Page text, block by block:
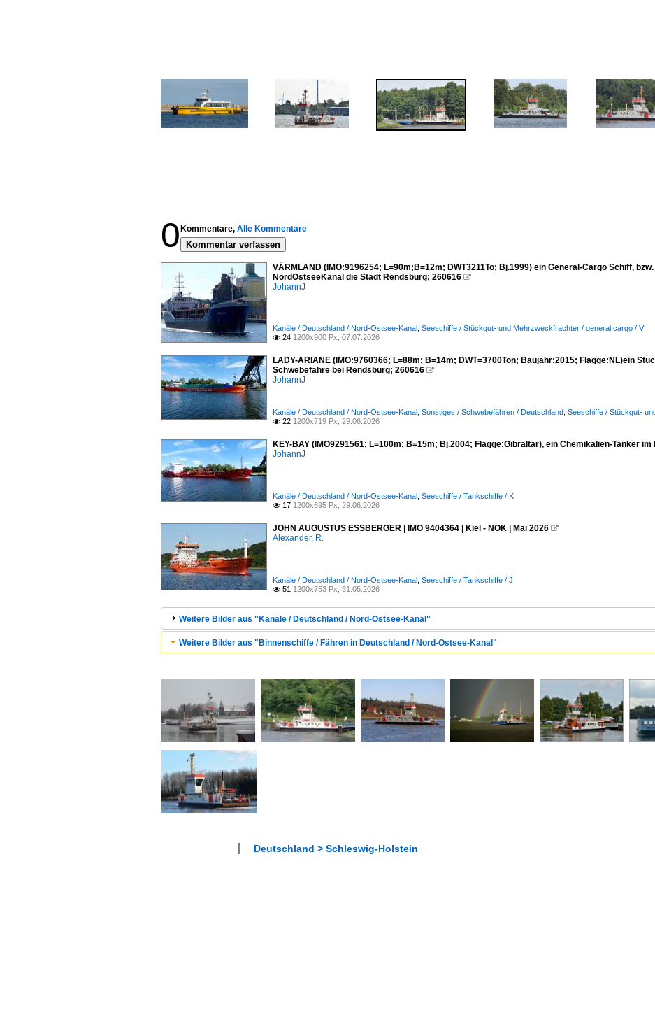
0 Kommentare, Alle Kommentare
Kommentar verfassen
VÄRMLAND (IMO:9196254; L=90m;B=12m; DWT3211To; Bj.1999) ein General-Cargo Schiff,
NordOstseeKanal die Stadt Rendsburg; 260616 
JohannJ
Kanäle / Deutschland / Nord-Ostsee-Kanal Seeschiffe / Stückgut- und Mehrzweckfrachter / general cargo / V
 24 1200x900 Px, 07.07.2026
LADY-ARIANE (IMO:9760366; L=88m; B=14m; DWT=3700Ton; Baujahr:2015; Flagge:NL)ein
Schwebefähre bei Rendsburg; 260616 
JohannJ
Kanäle / Deutschland / Nord-Ostsee-Kanal Sonstiges / Schwebefähren / Deutschland Seeschiffe / Stückgut-
 22 1200x719 Px, 29.06.2026
KEY-BAY (IMO9291561; L=100m; B=15m; Bj.2004; Flagge:Gibraltar), ein Chemikalien-Tanker
JohannJ
Kanäle / Deutschland / Nord-Ostsee-Kanal Seeschiffe / Tankschiffe / K
 17 1200x695 Px, 29.06.2026
JOHN AUGUSTUS ESSBERGER | IMO 9404364 | Kiel - NOK | Mai 2026 
Alexander, R.
Kanäle / Deutschland / Nord-Ostsee-Kanal Seeschiffe / Tankschiffe / J
 51 1200x753 Px, 31.05.2026
Weitere Bilder aus "Kanäle / Deutschland / Nord-Ostsee-Kanal"
Weitere Bilder aus "Binnenschiffe / Fähren in Deutschland / Nord-Ostsee-Kanal"
Deutschland > Schleswig-Holstein